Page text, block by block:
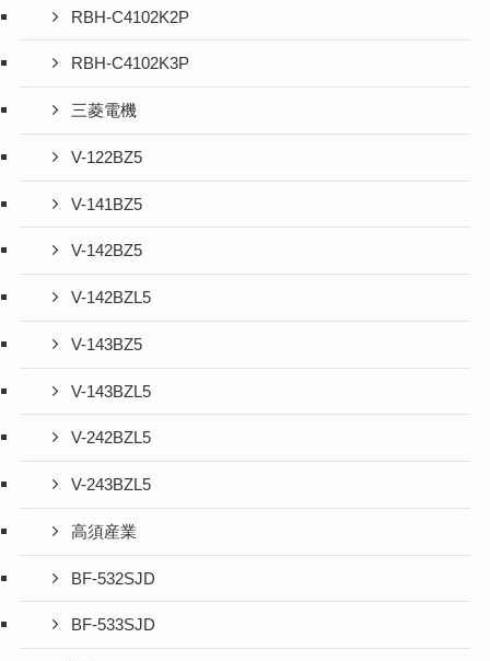
RBH-C4102K2P
RBH-C4102K3P
三菱電機
V-122BZ5
V-141BZ5
V-142BZ5
V-142BZL5
V-143BZ5
V-143BZL5
V-242BZL5
V-243BZL5
高須産業
BF-532SJD
BF-533SJD